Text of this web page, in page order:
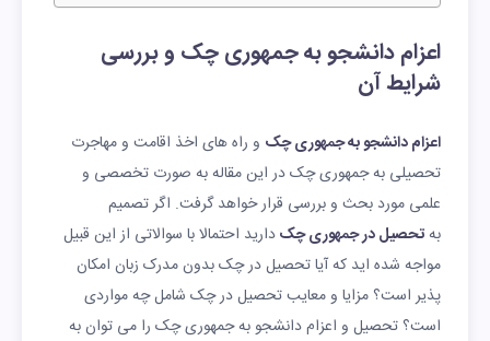
اعزام دانشجو به جمهوری چک و بررسی
شرایط آن
اعزام دانشجو به جمهوری چک و راه های اخذ اقامت و مهاجرت
تحصیلی به جمهوری چک در این مقاله به صورت تخصصی و
علمی مورد بحث و بررسی قرار خواهد گرفت. اگر تصمیم
بهتحصیل در جمهوری چکدارید احتمالا با سوالاتی از این قبیل
مواجه شده اید که آیا تحصیل در چک بدون مدرک زبان امکان
پذیر است؟ مزایا و معایب تحصیل در چک شامل چه مواردی
است؟ تحصیل و اعزام دانشجو به جمهوری چک را می توان به